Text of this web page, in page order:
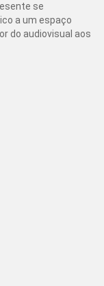
se
a um espaço
do audiovisual aos